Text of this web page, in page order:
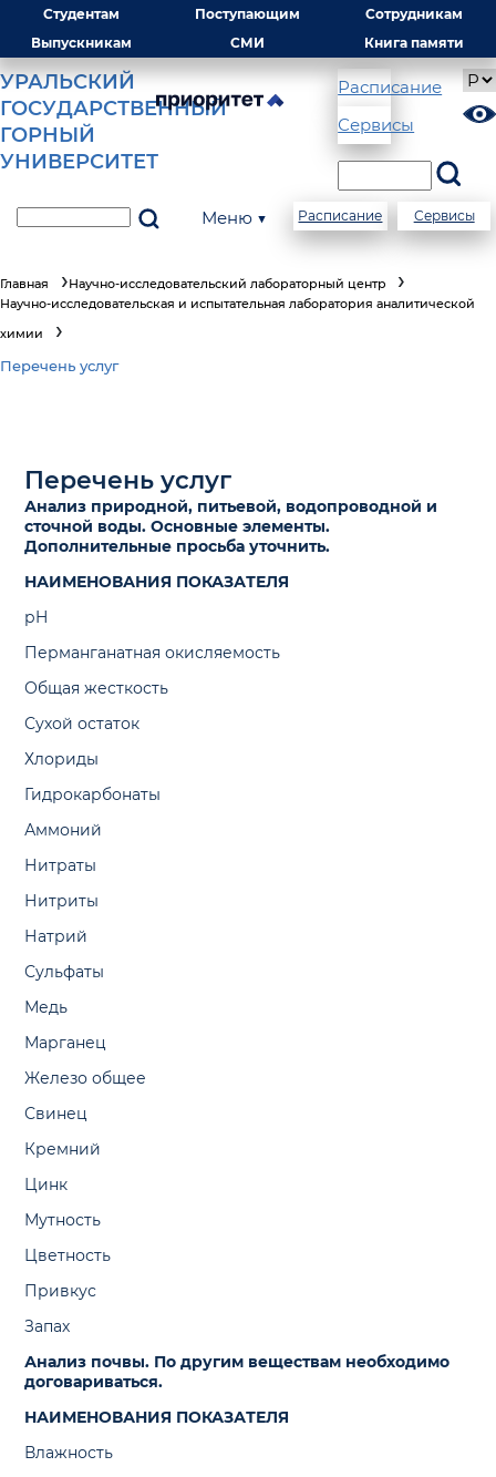
Студентам Поступающим
Сотрудникам
Выпускникам
СМИ Книга памяти
УРАЛЬСКИЙ
ГОСУДАРСТВЕННЫЙ
ГОРНЫЙ
УНИВЕРСИТЕТ
Расписание
Сервисы
Меню ▼ Расписание Сервисы
Главная
Научно-исследовательский лабораторный центр
Научно-исследовательская и испытательная лаборатория аналитической
химии
Перечень услуг
Перечень услуг
Анализ природной, питьевой, водопроводной и
сточной воды. Основные элементы.
Дополнительные просьба уточнить.
НАИМЕНОВАНИЯ ПОКАЗАТЕЛЯ
рH
Перманганатная окисляемость
Общая жесткость
Сухой остаток
Хлориды
Гидрокарбонаты
Аммоний
Нитраты
Нитриты
Натрий
Сульфаты
Медь
Марганец
Железо общее
Свинец
Кремний
Цинк
Мутность
Цветность
Привкус
Запах
Анализ почвы. По другим веществам необходимо
договариваться.
НАИМЕНОВАНИЯ ПОКАЗАТЕЛЯ
Влажность